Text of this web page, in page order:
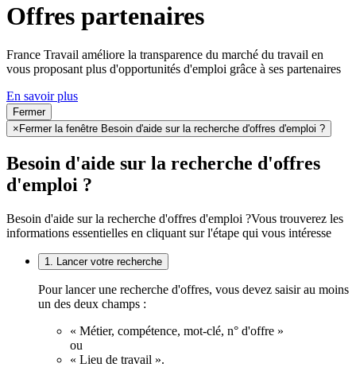
Offres partenaires
France Travail améliore la transparence du marché du travail en
vous proposant plus d'opportunités d'emploi grâce à ses partenaires
En savoir plus
Fermer
× Fermer la fenêtre Besoin d'aide sur la recherche d'offres d'emploi ?
Besoin d'aide sur la recherche d'offres
d'emploi ?
Besoin d'aide sur la recherche d'offres d'emploi ?Vous trouverez les
informations essentielles en cliquant sur l'étape qui vous intéresse
1. Lancer votre recherche
Pour lancer une recherche d'offres, vous devez saisir au moins
un des deux champs :
« Métier, compétence, mot-clé, n° d'offre »
ou
« Lieu de travail ».